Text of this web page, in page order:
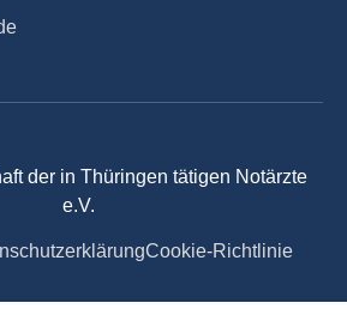
der in Thüringen tätigen Notärzte
e.V.
Cookie-Richtlinie